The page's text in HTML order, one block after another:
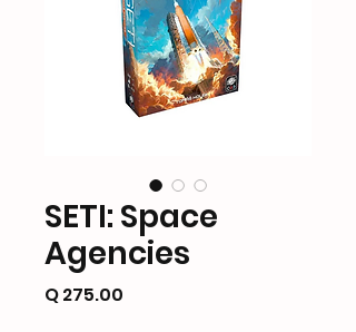
SETI: Space
Agencies
Q 275.00